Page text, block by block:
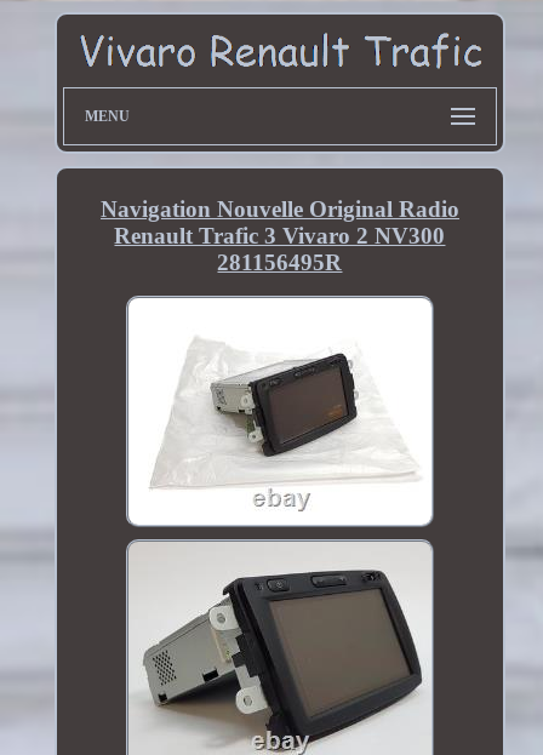
MENU
Navigation Nouvelle Original Radio
Renault Trafic 3 Vivaro 2 NV300
281156495R